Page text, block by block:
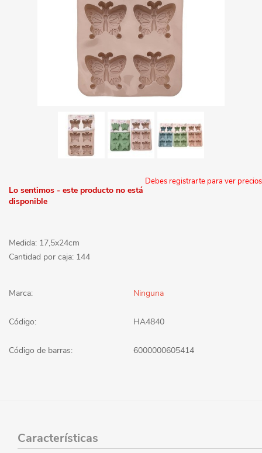
Debes registrarte para ver precios
Lo sentimos - este producto no está
disponible
Medida: 17,5x24cm
Cantidad por caja: 144
Marca: Ninguna
Código: HA4840
Código de barras: 6000000605414
Características